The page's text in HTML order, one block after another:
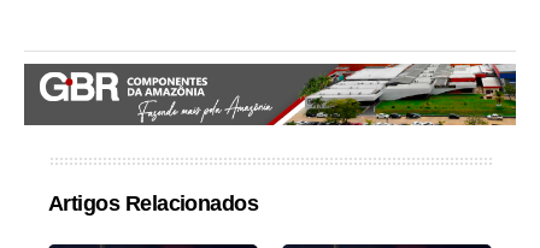
Artigos Relacionados